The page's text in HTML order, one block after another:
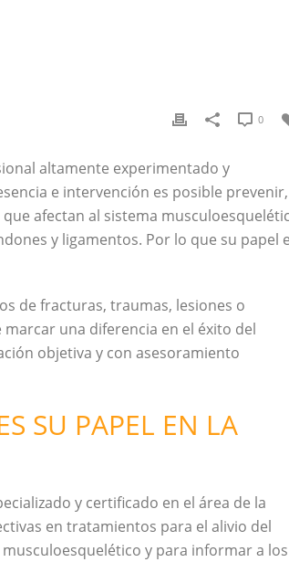
0
altamente experimentado y
e intervención es posible prevenir,
afectan al sistema
y ligamentos. Por lo que su papel
de fracturas, traumas, lesiones o
una diferencia en el éxito del
objetiva y con asesoramiento
SU PAPEL EN LA
y certificado en el área de la
en tratamientos para el alivio del
y para informar a los